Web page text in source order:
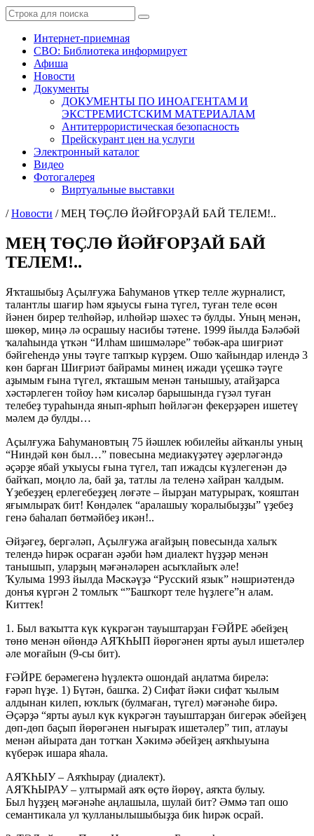
Интернет-приемная
СВО: Библиотека информирует
Афиша
Новости
Документы
ДОКУМЕНТЫ ПО ИНОАГЕНТАМ И
ЭКСТРЕМИСТСКИМ МАТЕРИАЛАМ
Антитеррористическая безопасность
Прейскурант цен на услуги
Электронный каталог
Видео
Фотогалерея
Виртуальные выставки
/Новости /МЕҢ ТӨҪЛӨ ЙӘЙҒОРҘАЙ БАЙ ТЕЛЕМ!..
МЕҢ ТӨҪЛӨ ЙӘЙҒОРҘАЙ БАЙ
ТЕЛЕМ!..
Яҡташыбыҙ Аҫылғужа Баһуманов үткер телле журналист,
талантлы шағир һәм яҙыусы ғына түгел, туған теле өсөн
йәнен бирер телһөйәр, илһөйәр шәхес тә булды. Уның менән,
шөкөр, миңә лә осрашыу насибы тәтене. 1999 йылда Бәләбәй
ҡалаһында үткән “Илһам шишмәләре” төбәк-ара шиғриәт
бәйгеһендә уны тәүге тапҡыр күрҙем. Ошо ҡайындар илендә 3
көн барған Шиғриәт байрамы минең ижади үҫешкә тәүге
аҙымым ғына түгел, яҡташым менән танышыу, атайҙарса
хәстәрлеген тойоу һәм кисәләр барышында гүзәл туған
телебеҙ тураһында янып-ярһып һөйләгән фекерҙәрен ишетеү
мәлем дә булды…
Аҫылғужа Баһумановтың 75 йәшлек юбилейы айҡанлы уның
“Ниндәй көн был…” повесына медиакүҙәтеү әҙерләгәндә
әҫәрҙе ябай уҡыусы ғына түгел, тап ижадсы күҙлегенән дә
байҡап, моңло ла, бай ҙа, татлы ла теленә хайран ҡалдым.
Үҙебеҙҙең ерлегебеҙҙең лөғәте – йырҙан матурыраҡ, ҡояштан
яғымлыраҡ бит! Көндәлек “аралашыу ҡоралыбыҙҙы” үҙебеҙ
генә баһалап бөтмәйбеҙ икән!..
Әйҙәгеҙ, бергәләп, Аҫылғужа ағайҙың повесында халыҡ
телендә һирәк осраған әҙәби һәм диалект һүҙҙәр менән
танышып, уларҙың мәғәнәләрен асыҡлайыҡ әле!
Ҡулыма 1993 йылда Мәскәүҙә “Русский язык” нәшриәтендә
донъя күргән 2 томлыҡ “”Башҡорт теле һүҙлеге”н алам.
Киттек!
1. Был ваҡытта күк күкрәгән тауыштарҙан ҒӘЙРЕ әбейҙең
төнө менән өйөндә АЯҠҺЫП йөрөгәнен ярты ауыл ишетәлер
әле моғайын (9-сы бит).
ҒӘЙРЕ берәмегенә һүҙлектә ошондай аңлатма бирелә:
ғәрәп һүҙе. 1) Бүтән, башҡа. 2) Сифат йәки сифат ҡылым
алдынан килеп, юҡлыҡ (булмаған, түгел) мәғәнәһе бирә.
Әҫәрҙә “ярты ауыл күк күкрәгән тауыштарҙан бигерәк әбейҙең
дөп-дөп баҫып йөрөгәнен нығыраҡ ишетәлер” тип, атлауы
менән айырата дан тотҡан Хәкимә әбейҙең аяҡһыуына
күберәк ишара яһала.
АЯҠҺЫУ – Аяҡһырау (диалект).
АЯҠҺЫРАУ – ултырмай аяҡ өҫтө йөрөү, аяҡта булыу.
Был һүҙҙең мәғәнәһе аңлашыла, шулай бит? Әммә тап ошо
семантикала ул ҡулланылышыбыҙҙа бик һирәк осрай.